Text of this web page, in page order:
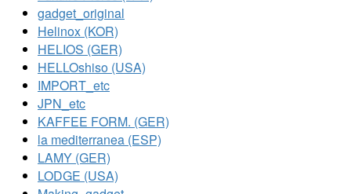
gadget_original
Helinox (KOR)
HELIOS (GER)
HELLOshiso (USA)
IMPORT_etc
JPN_etc
KAFFEE FORM. (GER)
la mediterranea (ESP)
LAMY (GER)
LODGE (USA)